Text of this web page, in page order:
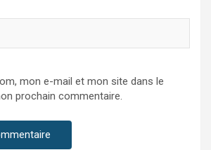
mon e-mail et mon site dans le
prochain commentaire.